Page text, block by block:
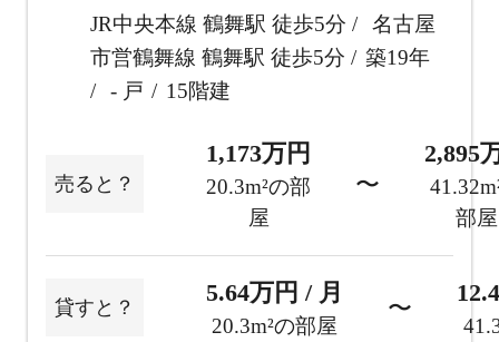
JR中央本線 鶴舞駅 徒歩5分
名古屋
市営鶴舞線 鶴舞駅 徒歩5分
築19年
- 戸
15階建
売ると？
1,173万円
20.3m²の部
屋
〜
2,895
部屋
貸すと？
5.64万円 / 月
20.3m²の部屋
〜